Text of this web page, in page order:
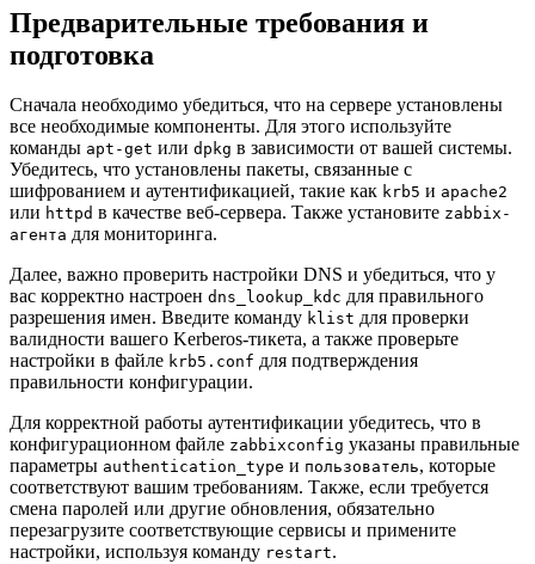
Предварительные требования и
подготовка
Сначала необходимо убедиться, что на сервере установлены
все необходимые компоненты. Для этого используйте
команды apt-get или dpkg в зависимости от вашей системы.
Убедитесь, что установлены пакеты, связанные с
шифрованием и аутентификацией, такие как krb5 и apache2
или httpd в качестве веб-сервера. Также установите zabbix-
агента для мониторинга.
Далее, важно проверить настройки DNS и убедиться, что у
вас корректно настроен dns_lookup_kdc для правильного
разрешения имен. Введите команду klist для проверки
валидности вашего Kerberos-тикета, а также проверьте
настройки в файле krb5.conf для подтверждения
правильности конфигурации.
Для корректной работы аутентификации убедитесь, что в
конфигурационном файле zabbixconfig указаны правильные
параметры authentication_type и пользователь, которые
соответствуют вашим требованиям. Также, если требуется
смена паролей или другие обновления, обязательно
перезагрузите соответствующие сервисы и примените
настройки, используя команду restart.